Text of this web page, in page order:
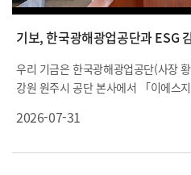
우리 기금은 한국광해광업공단(사장
강원 원주시 공단 본사에서 「이에스
2026-07-31